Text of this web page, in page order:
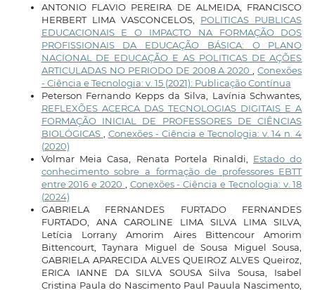
ANTONIO FLAVIO PEREIRA DE ALMEIDA, FRANCISCO
HERBERT LIMA VASCONCELOS, POLITICAS PUBLICAS
EDUCACIONAIS E O IMPACTO NA FORMAÇÃO DOS
PROFISSIONAIS DA EDUCAÇÃO BÁSICA: O PLANO
NACIONAL DE EDUCAÇÃO E AS POLITICAS DE AÇÕES
ARTICULADAS NO PERIODO DE 2008 A 2020
,Conexões
- Ciência e Tecnologia: v. 15 (2021): Publicação Contínua
Peterson Fernando Kepps da Silva, Lavínia Schwantes,
REFLEXÕES ACERCA DAS TECNOLOGIAS DIGITAIS E A
FORMAÇÃO INICIAL DE PROFESSORES DE CIÊNCIAS
BIOLÓGICAS
Conexões - Ciência e Tecnologia: v. 14 n. 4
(2020)
Volmar Meia Casa, Renata Portela Rinaldi, Estado do
conhecimento sobre a formação de professores EBTT
entre 2016 e 2020
Conexões - Ciência e Tecnologia: v. 18
(2024)
GABRIELA FERNANDES FURTADO FERNANDES
FURTADO, ANA CAROLINE LIMA SILVA LIMA SILVA,
Letícia Lorrany Amorim Aires Bittencour Amorim
Bittencourt, Taynara Miguel de Sousa Miguel Sousa,
GABRIELA APARECIDA ALVES QUEIROZ ALVES Queiroz,
ERICA IANNE DA SILVA SOUSA Silva Sousa, Isabel
Cristina Paula do Nascimento Paul Pauula Nascimento,